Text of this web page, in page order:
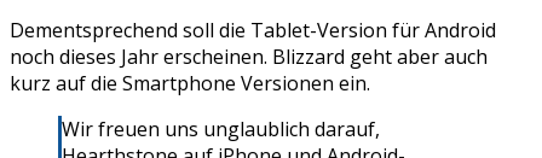
Dementsprechend soll die Tablet-Version für Android
noch dieses Jahr erscheinen. Blizzard geht aber auch
kurz auf die Smartphone Versionen ein.
Wir freuen uns unglaublich darauf,